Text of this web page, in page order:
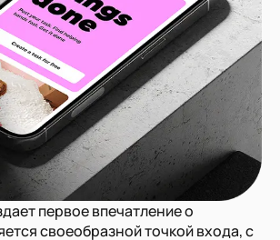
первое впечатление о
своеобразной точкой входа, с